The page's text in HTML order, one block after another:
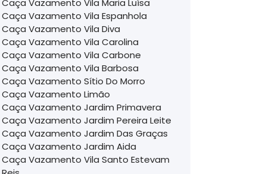
Caça Vazamento Vila Maria Luísa
Caça Vazamento Vila Espanhola
Caça Vazamento Vila Diva
Caça Vazamento Vila Carolina
Caça Vazamento Vila Carbone
Caça Vazamento Vila Barbosa
Caça Vazamento Sítio Do Morro
Caça Vazamento Limão
Caça Vazamento Jardim Primavera
Caça Vazamento Jardim Pereira Leite
Caça Vazamento Jardim Das Graças
Caça Vazamento Jardim Aida
Caça Vazamento Vila Santo Estevam